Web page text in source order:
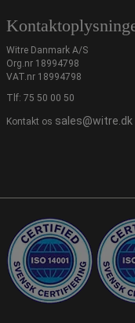
Witre Danmark A/S
Org.nr 18994798
VAT.nr 18994798
Tlf: 75 50 00 50
Kontakt os sales@witre.dk